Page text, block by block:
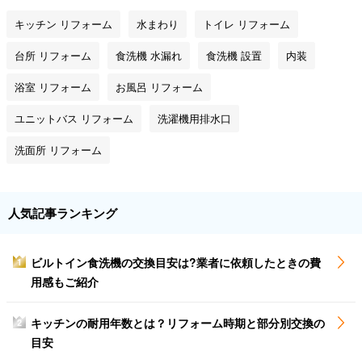
キッチン リフォーム 水まわり トイレ リフォーム
台所 リフォーム 食洗機 水漏れ 食洗機 設置 内装
浴室 リフォーム お風呂 リフォーム
ユニットバス リフォーム 洗濯機用排水口
洗面所 リフォーム
人気記事ランキング
1
ビルトイン食洗機の交換目安は?業者に依頼したときの費
用感もご紹介
2
キッチンの耐用年数とは？リフォーム時期と部分別交換の
目安